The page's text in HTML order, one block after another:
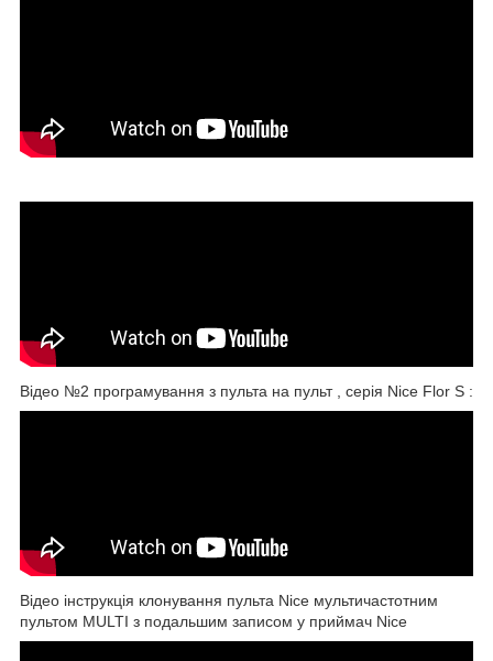
Відео №2 програмування з пульта на пульт , серія Nice Flor S :
Відео інструкція клонування пульта Nice мультичастотним
пультом MULTI з подальшим записом у приймач Nice